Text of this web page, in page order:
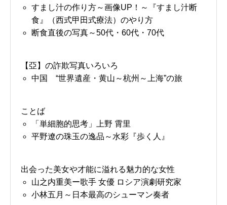
すまし汁の作り方～画像UP！～『すまし汁断
食』（西式甲田式療法）のやり方
断食直後の写真～50代・60代・70代
【亞】の詐欺写真いろいろ
中国 “世界遺産・黄山～杭州～上海”の旅
ことば
「単細胞的思考」上野 霄里
平野遼の珠玉の逸品～水彩『歩く人』
出会った美女や才能に溢れる魅力的な女性
山之内重美ー歌手 女優 ロシア演劇研究家
小林五月～日本最高のシューマン奏者